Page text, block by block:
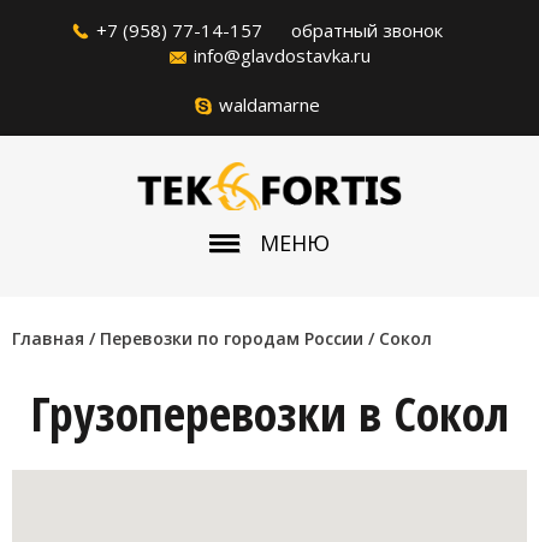
+7 (958) 77-14-157
обратный звонок
info@glavdostavka.ru
waldamarne
МЕНЮ
Главная / Перевозки по городам России / Сокол
Грузоперевозки в Сокол